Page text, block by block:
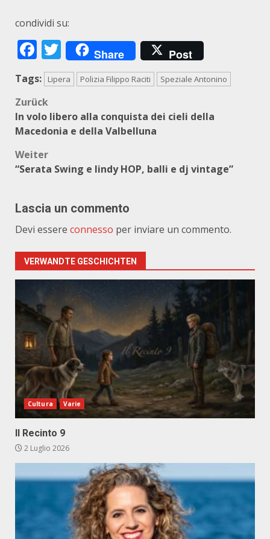
condividi su:
Facebook
Twitter
Share Post
Tags: Lipera Polizia Filippo Raciti Speziale Antonino
Beitragsnavigation
Zurück
In volo libero alla conquista dei cieli della
Macedonia e della Valbelluna
Weiter
“Serata Swing e lindy HOP, balli e dj vintage”
Lascia un commento
Devi essere connesso per inviare un commento.
VERWANDTE GESCHICHTEN
Cultura Varie
Il Recinto 9
2 Luglio 2026